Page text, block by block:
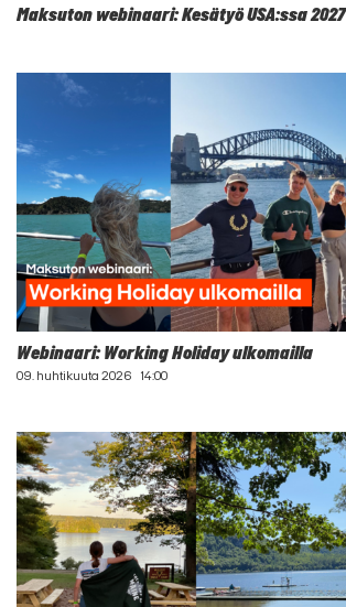
Maksuton webinaari: Kesätyö USA:ssa 2027
Webinaari: Working Holiday ulkomailla
09. huhtikuuta 2026 14:00